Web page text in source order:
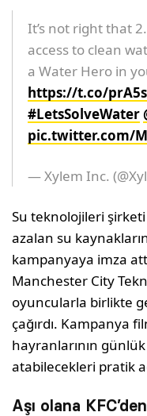
It’s not right that
access to clean
a Water Hero in
https://t.co/
#LetsSolveWater
pic.twitter.com/
— Xylem Inc.
Su teknolojileri
azalan su
kampanyaya imza
Manchester City
oyuncularla birlikte
çağırdı. Kampanya
hayranlarının
atabilecekleri pratik
Aşı olana